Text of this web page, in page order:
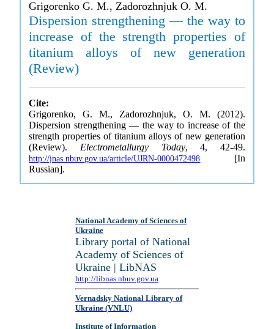
Grigorenko G. M., Zadorozhnjuk O. M.
Dispersion strengthening — the way to
increase of the strength properties of
titanium alloys of new generation
(Review)
Cite:
Grigorenko, G. M., Zadorozhnjuk, O. M. (2012).
Dispersion strengthening — the way to increase of the
strength properties of titanium alloys of new generation
(Review). Electrometallurgy Today, 4, 42-49.
http://jnas.nbuv.gov.ua/article/UJRN-0000472498 [In
Russian].
National Academy of Sciences of
Ukraine
Library portal of National
Academy of Sciences of
Ukraine | LibNAS
http://libnas.nbuv.gov.ua
Vernadsky National Library of
Ukraine (VNLU)
Institute of Information